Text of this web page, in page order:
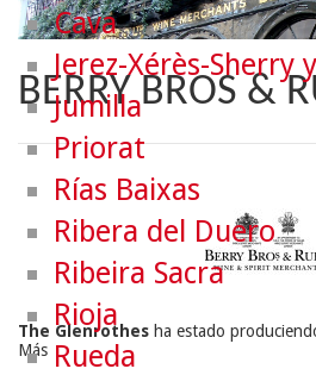
BERRY BROS &
The Glenrothes ha estado
Más
Cava
Jerez-Xérès-Sherry
Jumilla
Priorat
Rías Baixas
Ribera del Duero
Ribeira Sacra
Rioja
Rueda